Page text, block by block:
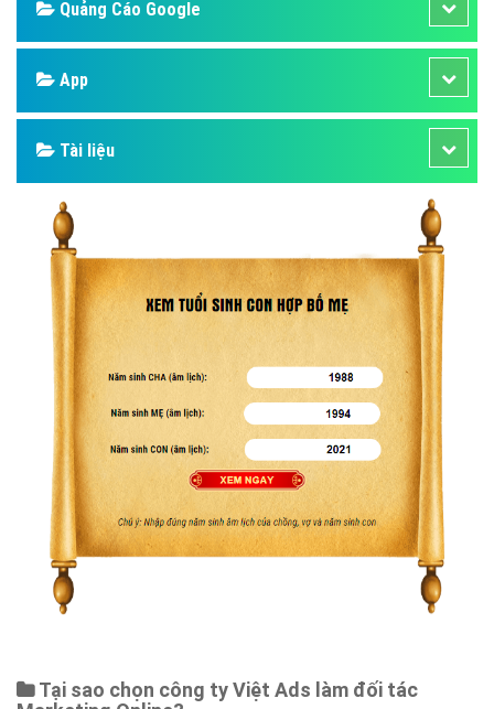
Quảng Cáo Google
App
Tài liệu
Tại sao chọn công ty Việt Ads làm đối tác